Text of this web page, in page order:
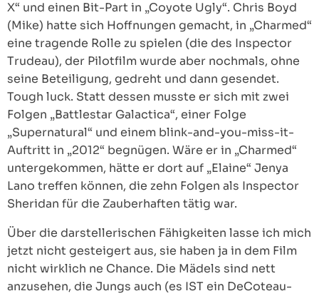
X“ und einen Bit-Part in „Coyote Ugly“. Chris Boyd
(Mike) hatte sich Hoffnungen gemacht, in „Charmed“
eine tragende Rolle zu spielen (die des Inspector
Trudeau), der Pilotfilm wurde aber nochmals, ohne
seine Beteiligung, gedreht und dann gesendet.
Tough luck. Statt dessen musste er sich mit zwei
Folgen „Battlestar Galactica“, einer Folge
„Supernatural“ und einem blink-and-you-miss-it-
Auftritt in „2012“ begnügen. Wäre er in „Charmed“
untergekommen, hätte er dort auf „Elaine“ Jenya
Lano treffen können, die zehn Folgen als Inspector
Sheridan für die Zauberhaften tätig war.
Über die darstellerischen Fähigkeiten lasse ich mich
jetzt nicht gesteigert aus, sie haben ja in dem Film
nicht wirklich ne Chance. Die Mädels sind nett
anzusehen, die Jungs auch (es IST ein DeCoteau-